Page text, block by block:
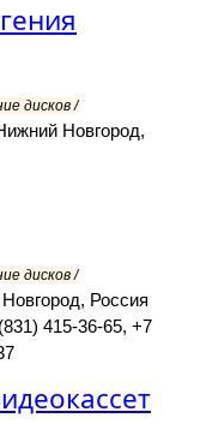
дисков /
Новгород,
дисков /
Россия
415-36-65, +7